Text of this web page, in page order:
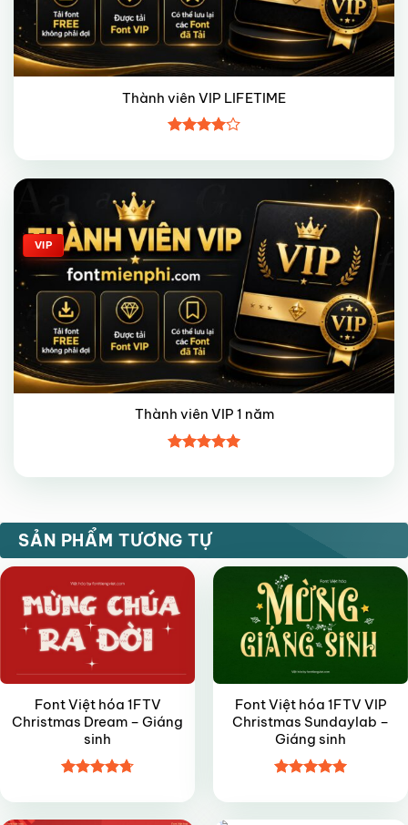
Thành viên VIP LIFETIME
xếp hạng
45 sao
Giảm giá!
VIP
Thành viên VIP 1 năm
hạng55
SẢN PHẨM TƯƠNG TỰ
VIP
Font Việt hóa 1FTV
Christmas Dream – Giáng
sinh
hạng4.75
sao
Font Việt hóa 1FTV VIP
Christmas Sundaylab –
Giáng sinh
hạng55
sao